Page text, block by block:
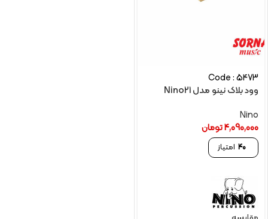
Code : 5473
وود بلاک نینو مدل Nino21
Nino
4,090,000تومان
40 امتیاز